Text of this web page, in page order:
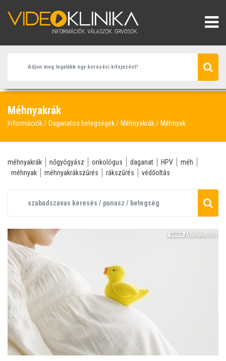
Méhnyakrák
Információk Daganatos betegségek Méhnyakrák Méhnyak
méhnyakrák nőgyógyász onkológus daganat HPV
méh
méhnyak
méhnyakrákszűrés rákszűrés védőoltás